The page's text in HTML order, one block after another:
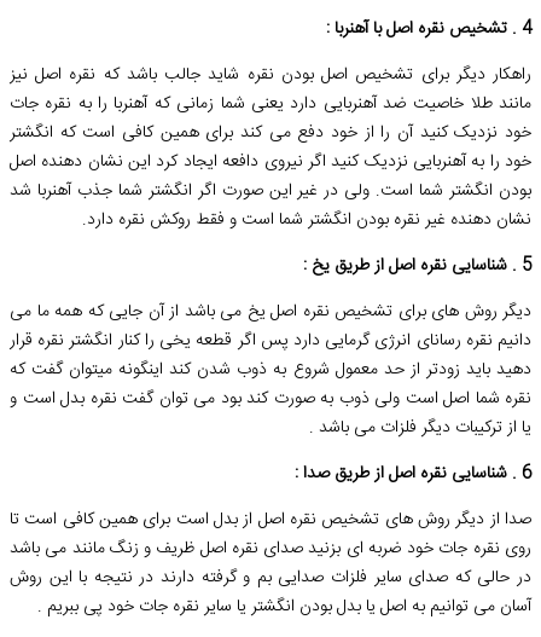
4 . تشخیص نقره اصل با آهنربا :
راهکار دیگر برای تشخیص اصل بودن نقره شاید جالب باشد که نقره اصل نیز
مانند طلا خاصیت ضد آهنربایی دارد یعنی شما زمانی که آهنربا را به نقره جات
خود نزدیک کنید آن را از خود دفع می کند برای همین کافی است که انگشتر
خود را به آهنربایی نزدیک کنید اگر نیروی دافعه ایجاد کرد این نشان دهنده اصل
بودن انگشتر شما است. ولی در غیر این صورت اگر انگشتر شما جذب آهنربا شد
نشان دهنده غیر نقره بودن انگشتر شما است و فقط روکش نقره دارد.
5 . شناسایی نقره اصل از طریق یخ :
دیگر روش های برای تشخیص نقره اصل یخ می باشد از آن جایی که همه ما می
دانیم نقره رسانای انرژی گرمایی دارد پس اگر قطعه یخی را کنار انگشتر نقره قرار
دهید باید زودتر از حد معمول شروع به ذوب شدن کند اینگونه میتوان گفت که
نقره شما اصل است ولی ذوب به صورت کند بود می توان گفت نقره بدل است و
یا از ترکیبات دیگر فلزات می باشد .
6 . شناسایی نقره اصل از طریق صدا :
صدا از دیگر روش های تشخیص نقره اصل از بدل است برای همین کافی است تا
روی نقره جات خود ضربه ای بزنید صدای نقره اصل ظریف و زنگ مانند می باشد
در حالی که صدای سایر فلزات صدایی بم و گرفته دارند در نتیجه با این روش
آسان می توانیم به اصل یا بدل بودن انگشتر یا سایر نقره جات خود پی ببریم .